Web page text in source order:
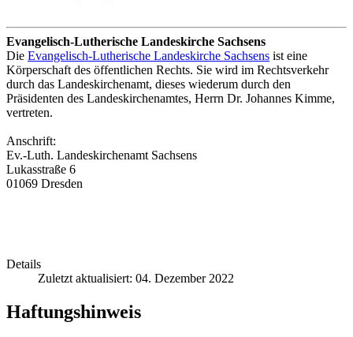
Evangelisch-Lutherische Landeskirche Sachsens
Die Evangelisch-Lutherische Landeskirche Sachsens ist eine
Körperschaft des öffentlichen Rechts. Sie wird im Rechtsverkehr
durch das Landeskirchenamt, dieses wiederum durch den
Präsidenten des Landeskirchenamtes, Herrn Dr. Johannes Kimme,
vertreten.
Anschrift:
Ev.-Luth. Landeskirchenamt Sachsens
Lukasstraße 6
01069 Dresden
Details
Zuletzt aktualisiert: 04. Dezember 2022
Haftungshinweis